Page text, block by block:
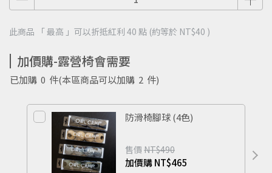
此商品 「 最高 」可以折抵紅利 40 點 (約等於 NT$40 )
加價購-露營椅會需要
已加購 0 件(本區商品可以加購 2 件)
防滑椅腳球 (4色)
售價 NT$490
加價購NT$465